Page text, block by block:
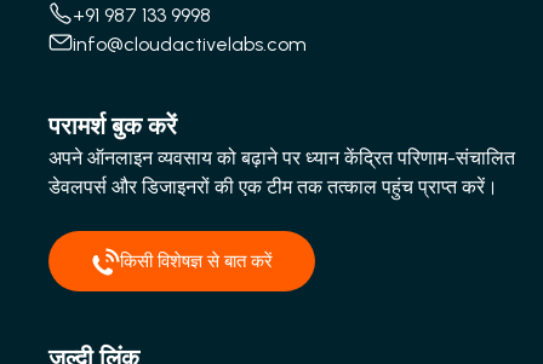
+91 987 133 9998
info@cloudactivelabs.com
परामर्श बुक करें
अपने ऑनलाइन व्यवसाय को बढ़ाने पर ध्यान केंद्रित परिणाम-संचालित
डेवलपर्स और डिजाइनरों की एक टीम तक तत्काल पहुंच प्राप्त करें।
किसी विशेषज्ञ से बात करें
जल्दी लिंक